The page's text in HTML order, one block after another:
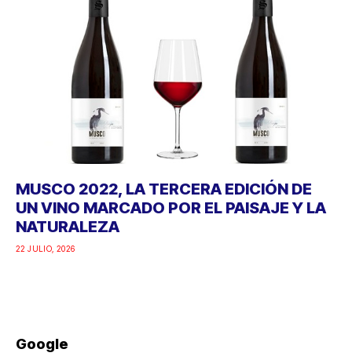
MUSCO 2022, LA TERCERA EDICIÓN DE
UN VINO MARCADO POR EL PAISAJE Y LA
NATURALEZA
22 JULIO, 2026
Google